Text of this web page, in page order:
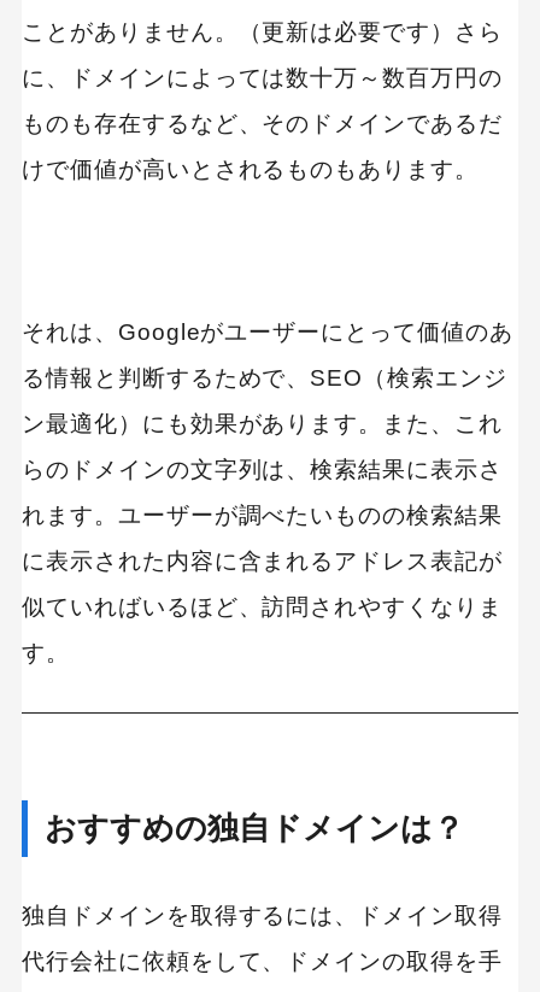
ことがありません。（更新は必要です）さら
に、ドメインによっては数十万～数百万円の
ものも存在するなど、そのドメインであるだ
けで価値が高いとされるものもあります。
それは、Googleがユーザーにとって価値のあ
る情報と判断するためで、SEO（検索エンジ
ン最適化）にも効果があります。また、これ
らのドメインの文字列は、検索結果に表示さ
れます。ユーザーが調べたいものの検索結果
に表示された内容に含まれるアドレス表記が
似ていればいるほど、訪問されやすくなりま
す。
おすすめの独自ドメインは？
独自ドメインを取得するには、ドメイン取得
代行会社に依頼をして、ドメインの取得を手